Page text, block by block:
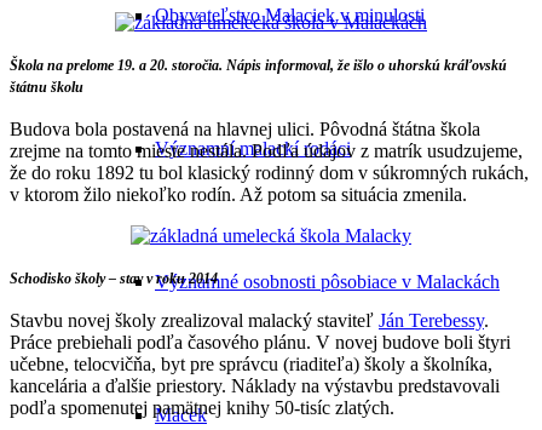
Obyvateľstvo Malaciek v minulosti
Významní malackí rodáci
Významné osobnosti pôsobiace v Malackách
Macek
Škola na prelome 19. a 20. storočia. Nápis informoval, že išlo o uhorskú kráľovskú
štátnu školu
Budova bola postavená na hlavnej ulici. Pôvodná štátna škola
zrejme na tomto mieste nestála. Podľa údajov z matrík usudzujeme,
že do roku 1892 tu bol klasický rodinný dom v súkromných rukách,
v ktorom žilo niekoľko rodín. Až potom sa situácia zmenila.
Schodisko školy – stav v roku 2014
Stavbu novej školy zrealizoval malacký staviteľ Ján Terebessy.
Práce prebiehali podľa časového plánu. V novej budove boli štyri
učebne, telocvičňa, byt pre správcu (riaditeľa) školy a školníka,
kancelária a ďalšie priestory. Náklady na výstavbu predstavovali
podľa spomenutej pamätnej knihy 50-tisíc zlatých.